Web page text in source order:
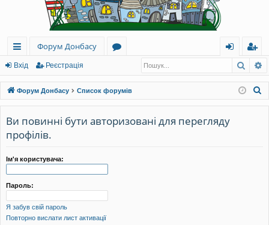
ви
дк
и
й
до
ст
уп
Форум Донбасу
ру
м
и
д
еє
ст
ра
Вхід Реєстрація
Форум Донбасу Список форумів
Ви повинні бути авторизовані для перегляду
профілів.
Ім'я користувача:
Пароль:
Я забув свій пароль
Повторно вислати лист активації